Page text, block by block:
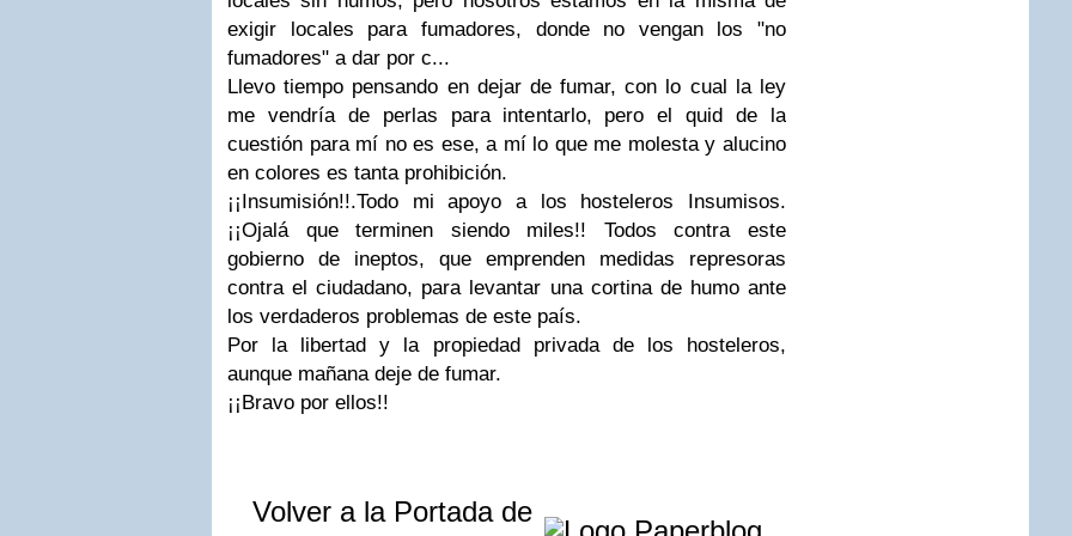
exigir locales para fumadores, donde no vengan los "no
fumadores" a dar por c...
Llevo tiempo pensando en dejar de fumar, con lo cual la ley
me vendría de perlas para intentarlo, pero el quid de la
cuestión para mí no es ese, a mí lo que me molesta y alucino
en colores es tanta prohibición.
¡¡Insumisión!!.Todo mi apoyo a los hosteleros Insumisos.
¡¡Ojalá que terminen siendo miles!! Todos contra este
gobierno de ineptos, que emprenden medidas represoras
contra el ciudadano, para levantar una cortina de humo ante
los verdaderos problemas de este país.
Por la libertad y la propiedad privada de los hosteleros,
aunque mañana deje de fumar.
¡¡Bravo por ellos!!
Volver a la Portada de